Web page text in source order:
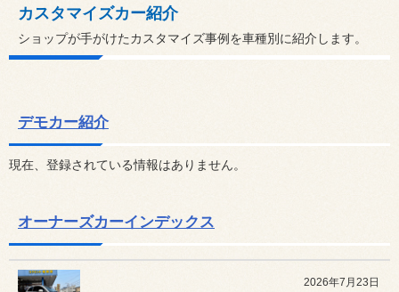
カスタマイズカー紹介
ショップが手がけたカスタマイズ事例を車種別に紹介します。
デモカー紹介
現在、登録されている情報はありません。
オーナーズカーインデックス
2026年7月23日